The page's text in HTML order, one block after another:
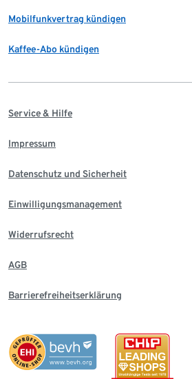
Mobilfunkvertrag kündigen
Kaffee-Abo kündigen
Service & Hilfe
Impressum
Datenschutz und Sicherheit
Einwilligungsmanagement
Widerrufsrecht
AGB
Barrierefreiheitserklärung